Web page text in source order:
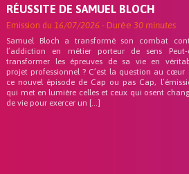
RÉUSSITE DE SAMUEL BLOCH
Emission du16/07/2026 - Durée30 minutes
Samuel Bloch a transformé son combat
l’addiction en métier porteur de sens Peut-
transformer les épreuves de sa vie en
projet professionnel ? C’est la question au cœur
ce nouvel épisode de Cap ou pas Cap,
qui met en lumière celles et ceux qui osent
de vie pour exercer un […]